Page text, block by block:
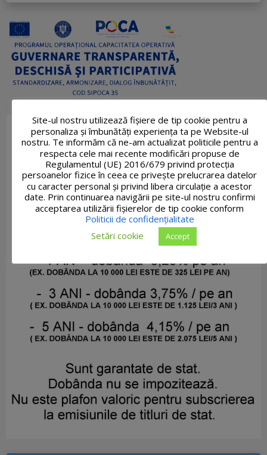
Site-ul nostru utilizează fişiere de tip cookie pentru a
personaliza și îmbunătăți experiența ta pe Website-ul
nostru. Te informăm că ne-am actualizat politicile pentru a
respecta cele mai recente modificări propuse de
Regulamentul (UE) 2016/679 privind protecția
persoanelor fizice în ceea ce privește prelucrarea datelor
cu caracter personal și privind libera circulație a acestor
date. Prin continuarea navigării pe site-ul nostru confirmi
acceptarea utilizării fişierelor de tip cookie conform
Politicii de confidențialitate
Setări cookie
Accept